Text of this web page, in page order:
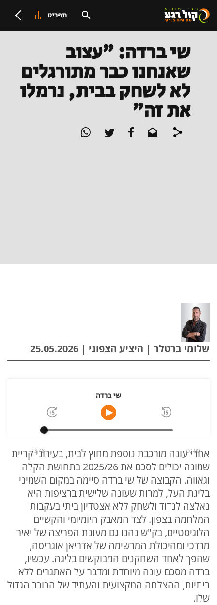
תפריט
שי ברדה: "עצוב
שאנחנו כבר מתורגלים
לא לשחק בבית, נרמלו
את זה"
שלומי ברטלר | היציע הצפוני | 25.05.2026
שי ברדה
00:00
13:48
אחרי עונה מורכבת נוספת מחוץ לבית, בעירוני קריית
שמונה יכולים לסכם את 2025/26 בתחושת הקלה
וגאווה. הקבוצה של שי ברדה סיימה במקום השמיני
בליגת העל, למרות שעונה שלישית ברציפות היא
נאלצה לנדוד ולשחק ללא אצטדיון ביתי בעקבות
המלחמה בצפון. לצד המאבק היומיומי והקשיים
הלוגיסטיים, בק"ש נהנו גם מעונת הפריצה של יאיר
מרדכי ומהיכולת המרשימה של אדריאן אוגריסה,
שהפך לאחד השחקנים המבוקשים בליגה. עכשיו,
ברדה מסכם עונה מיוחדת ומדבר על האתגרים ללא
ביתיות, ההצלחה המקצועית והעתיד של הכוכב הגדול
שלו.